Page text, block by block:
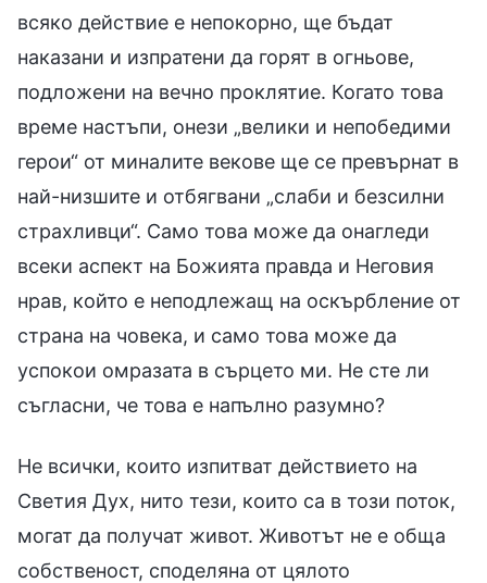
всяко действие е непокорно, ще бъдат
наказани и изпратени да горят в огньове,
подложени на вечно проклятие. Когато това
време настъпи, онези „велики и непобедими
герои“ от миналите векове ще се превърнат в
най-низшите и отбягвани „слаби и безсилни
страхливци“. Само това може да онагледи
всеки аспект на Божията правда и Неговия
нрав, който е неподлежащ на оскърбление от
страна на човека, и само това може да
успокои омразата в сърцето ми. Не сте ли
съгласни, че това е напълно разумно?
Не всички, които изпитват действието на
Светия Дух, нито тези, които са в този поток,
могат да получат живот. Животът не е обща
собственост, споделяна от цялото